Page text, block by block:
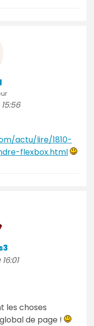
actu/lire/1810-
flexbox.html
les choses
de page !